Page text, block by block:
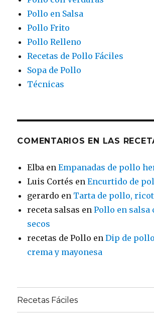
Pollo en Salsa
Pollo Frito
Pollo Relleno
Recetas de Pollo Fáciles
Sopa de Pollo
Técnicas
COMENTARIOS EN LAS
Elba enEmpanadas de pollo
Luis Cortés enEncurtido de
gerardo en Tarta de pollo,
receta salsas enPollo en salsa
secos
recetas de Pollo enDip de
crema y mayonesa
Recetas Fáciles